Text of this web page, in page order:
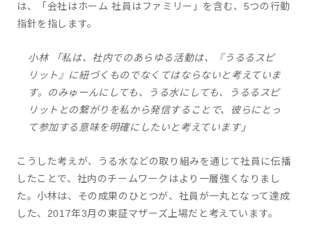
は、「会社はホーム 社員はファミリー」を含む、5つの行動
指針を指します。
小林 「私は、社内でのあらゆる活動は、『うるるスピ
リット』に紐づくものでなくてはならないと考えていま
す。のみゅーんにしても、うる水にしても、うるるスピ
リットとの繋がりを私から発信することで、彼らにとっ
て参加する意味を明確にしたいと考えています」
こうした考えが、うる水などの取り組みを通じて社員に伝播
したことで、社内のチームワークはより一層強くなりまし
た。小林は、その成果のひとつが、社員が一丸となって達成
した、2017年3月の東証マザーズ上場だと考えています。